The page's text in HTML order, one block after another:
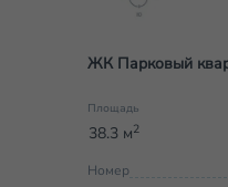
ЖК Парковый
Площадь
38.3 м2
Номер